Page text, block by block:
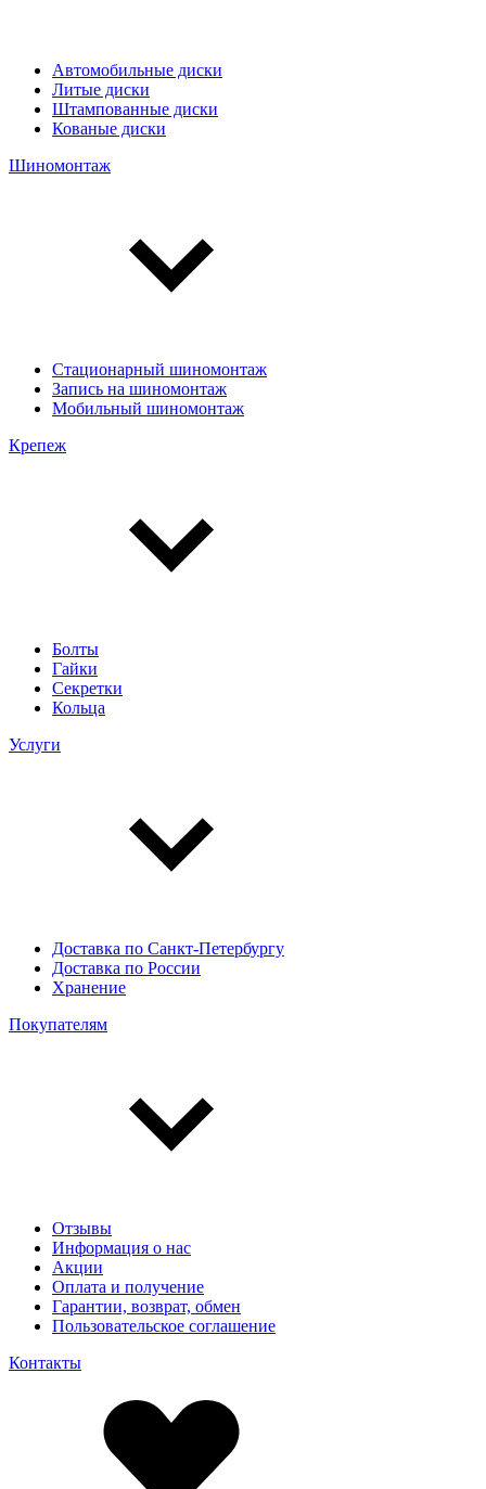
Автомобильные диски
Литые диски
Штампованные диски
Кованые диски
Шиномонтаж
Стационарный шиномонтаж
Запись на шиномонтаж
Мобильный шиномонтаж
Крепеж
Болты
Гайки
Секретки
Кольца
Услуги
Доставка по Санкт-Петербургу
Доставка по России
Хранение
Покупателям
Отзывы
Информация о нас
Акции
Оплата и получение
Гарантии, возврат, обмен
Пользовательское соглашение
Контакты